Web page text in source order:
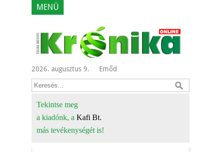
MENÜ
2026. augusztus 9. Emőd
Tekintse meg
a kiadónk, a Kafi Bt.
más tevékenységét is!